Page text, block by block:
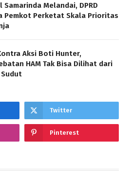
Samarinda Melandai, DPRD
Pemkot Perketat Skala Prioritas
Aksi Boti Hunter,
HAM Tak Bisa Dilihat dari
Twitter
Pinterest